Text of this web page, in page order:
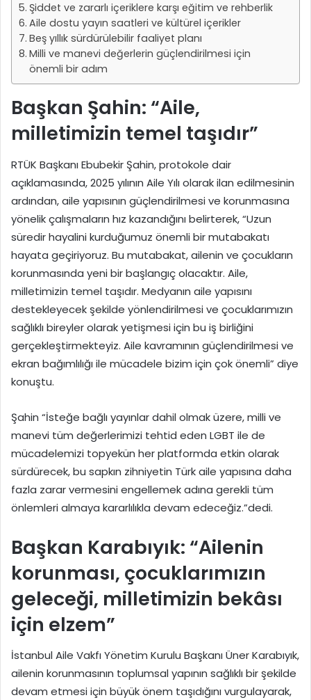
Şiddet ve zararlı içeriklere karşı eğitim ve rehberlik
Aile dostu yayın saatleri ve kültürel içerikler
Beş yıllık sürdürülebilir faaliyet planı
Milli ve manevi değerlerin güçlendirilmesi için
önemli bir adım
Başkan Şahin: “Aile,
milletimizin temel taşıdır”
RTÜK Başkanı Ebubekir Şahin, protokole dair
açıklamasında, 2025 yılının Aile Yılı olarak ilan edilmesinin
ardından, aile yapısının güçlendirilmesi ve korunmasına
yönelik çalışmaların hız kazandığını belirterek, “Uzun
süredir hayalini kurduğumuz önemli bir mutabakatı
hayata geçiriyoruz. Bu mutabakat, ailenin ve çocukların
korunmasında yeni bir başlangıç olacaktır. Aile,
milletimizin temel taşıdır. Medyanın aile yapısını
destekleyecek şekilde yönlendirilmesi ve çocuklarımızın
sağlıklı bireyler olarak yetişmesi için bu iş birliğini
gerçekleştirmekteyiz. Aile kavramının güçlendirilmesi ve
ekran bağımlılığı ile mücadele bizim için çok önemli” diye
konuştu.
Şahin “İsteğe bağlı yayınlar dahil olmak üzere, milli ve
manevi tüm değerlerimizi tehtid eden LGBT ile de
mücadelemizi topyekün her platformda etkin olarak
sürdürecek, bu sapkın zihniyetin Türk aile yapısına daha
fazla zarar vermesini engellemek adına gerekli tüm
önlemleri almaya kararlılıkla devam edeceğiz.”dedi.
Başkan Karabıyık: “Ailenin
korunması, çocuklarımızın
geleceği, milletimizin bekâsı
için elzem”
İstanbul Aile Vakfı Yönetim Kurulu Başkanı Üner Karabıyık,
ailenin korunmasının toplumsal yapının sağlıklı bir şekilde
devam etmesi için büyük önem taşıdığını vurgulayarak,